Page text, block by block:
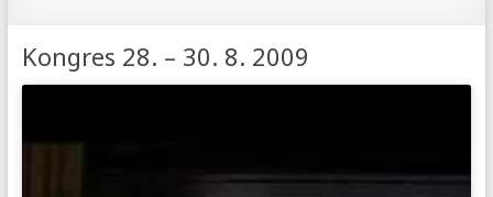
Kongres 28. – 30. 8. 2009